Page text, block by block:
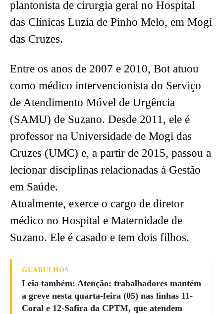
plantonista de cirurgia geral no Hospital
das Clínicas Luzia de Pinho Melo, em Mogi
das Cruzes.
Entre os anos de 2007 e 2010, Bot atuou
como médico intervencionista do Serviço
de Atendimento Móvel de Urgência
(SAMU) de Suzano. Desde 2011, ele é
professor na Universidade de Mogi das
Cruzes (UMC) e, a partir de 2015, passou a
lecionar disciplinas relacionadas à Gestão
em Saúde.
Atualmente, exerce o cargo de diretor
médico no Hospital e Maternidade de
Suzano. Ele é casado e tem dois filhos.
GUARULHOS
Leia também: Atenção: trabalhadores mantém
a greve nesta quarta-feira (05) nas linhas 11-
Coral e 12-Safira da CPTM, que atendem